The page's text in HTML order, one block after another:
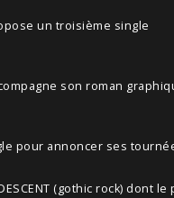
un troisième single
son roman
pour annoncer ses
(gothic rock) dont